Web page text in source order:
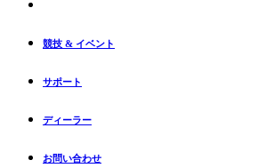
競技 & イベント
サポート
ディーラー
お問い合わせ